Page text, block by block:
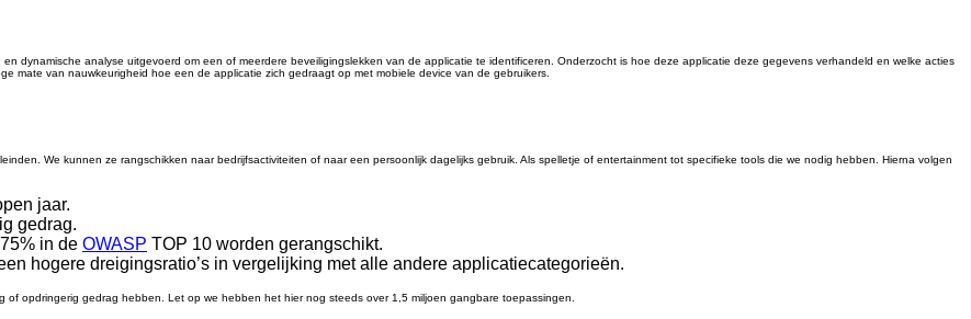
dynamische analyse uitgevoerd om een of meerdere beveiligingslekken van de applicatie te identificeren. Onderzocht is hoe deze applicatie deze gegevens verhandeld en welke acties
mate van nauwkeurigheid hoe een de applicatie zich gedraagt op met mobiele device van de gebruikers.
We kunnen ze rangschikken naar bedrijfsactiviteiten of naar een persoonlijk dagelijks gebruik. Als spelletje of entertainment tot specifieke tools die we nodig hebben. Hierna volgen
jaar.
gedrag.
in de OWASP TOP 10 worden gerangschikt.
hogere dreigingsratio’s in vergelijking met alle andere applicatiecategorieën.
opdringerig gedrag hebben. Let op we hebben het hier nog steeds over 1,5 miljoen gangbare toepassingen.